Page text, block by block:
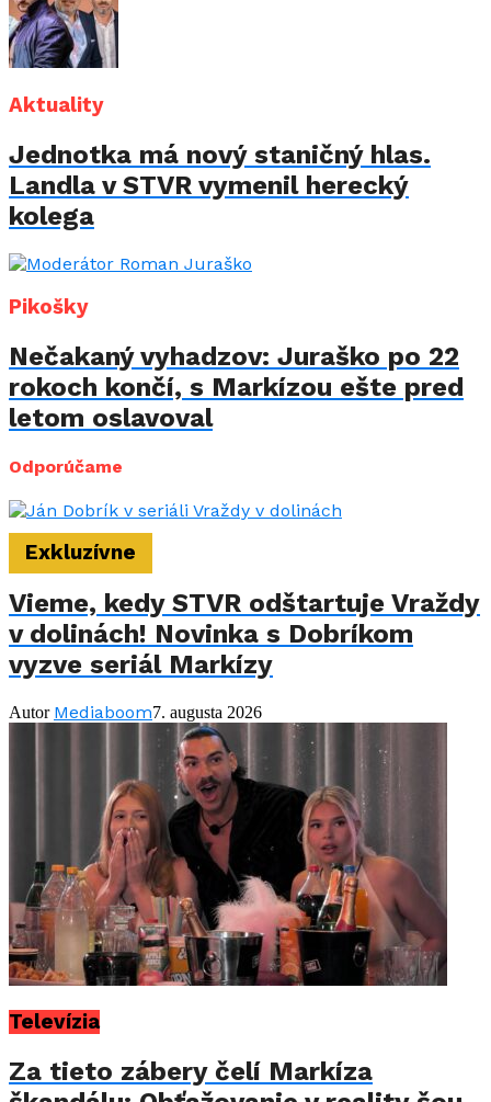
Aktuality
Jednotka má nový staničný hlas.
Landla v STVR vymenil herecký
kolega
Pikošky
Nečakaný vyhadzov: Juraško po 22
rokoch končí, s Markízou ešte pred
letom oslavoval
Odporúčame
Exkluzívne
Vieme, kedy STVR odštartuje Vraždy
v dolinách! Novinka s Dobríkom
vyzve seriál Markízy
Autor Mediaboom7. augusta 2026
Televízia
Za tieto zábery čelí Markíza